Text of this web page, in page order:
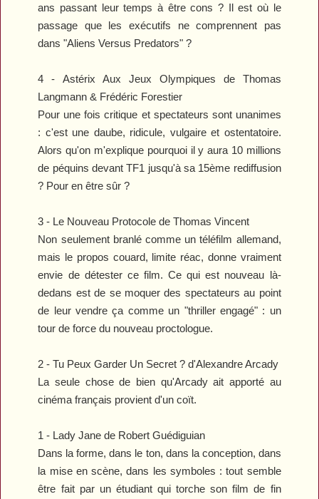
ans passant leur temps à être cons ? Il est où le
passage que les exécutifs ne comprennent pas
dans "Aliens Versus Predators" ?
4 -Astérix Aux Jeux Olympiques de Thomas
Langmann & Frédéric Forestier
Pour une fois critique et spectateurs sont unanimes
: c'est une daube, ridicule, vulgaire et ostentatoire.
Alors qu'on m'explique pourquoi il y aura 10 millions
de péquins devant TF1 jusqu'à sa 15ème rediffusion
? Pour en être sûr ?
3 - Le Nouveau Protocole de Thomas Vincent
Non seulement branlé comme un téléfilm allemand,
mais le propos couard, limite réac, donne vraiment
envie de détester ce film. Ce qui est nouveau là-
dedans est de se moquer des spectateurs au point
de leur vendre ça comme un "thriller engagé" : un
tour de force du nouveau proctologue.
2 -Tu Peux Garder Un Secret ? d'Alexandre Arcady
La seule chose de bien qu'Arcady ait apporté au
cinéma français provient d'un coït.
1 - Lady Jane de Robert Guédiguian
Dans la forme, dans le ton, dans la conception, dans
la mise en scène, dans les symboles : tout semble
être fait par un étudiant qui torche son film de fin